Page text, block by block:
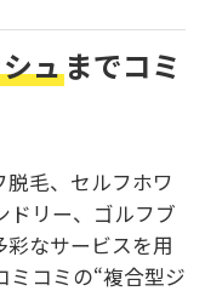
ュまでコミ
毛、セルフホワ
ドリー、ゴルフブ
なサービスを用
ミコミの“複合型ジ